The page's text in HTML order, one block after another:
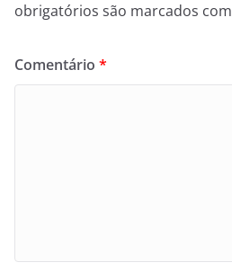
obrigatórios são marcados com
Comentário *